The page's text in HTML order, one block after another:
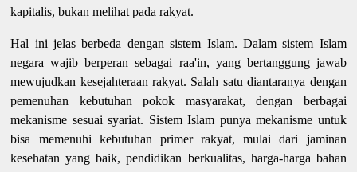
kapitalis, bukan melihat pada rakyat.
Hal ini jelas berbeda dengan sistem Islam. Dalam sistem Islam
negara wajib berperan sebagai raa'in, yang bertanggung jawab
mewujudkan kesejahteraan rakyat. Salah satu diantaranya dengan
pemenuhan kebutuhan pokok masyarakat, dengan berbagai
mekanisme sesuai syariat. Sistem Islam punya mekanisme untuk
bisa memenuhi kebutuhan primer rakyat, mulai dari jaminan
kesehatan yang baik, pendidikan berkualitas, harga-harga bahan